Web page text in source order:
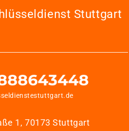
Stuttgart
1, 70173 Stuttgart